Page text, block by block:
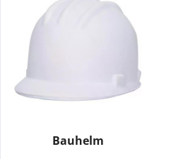
Bauhelm